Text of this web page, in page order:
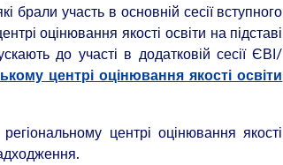
брали участь в основній сесії вступного
оцінювання якості освіти на підставі
до участі в додатковій сесії ЄВІ/
центрі оцінювання якості освіти
центрі оцінювання якості